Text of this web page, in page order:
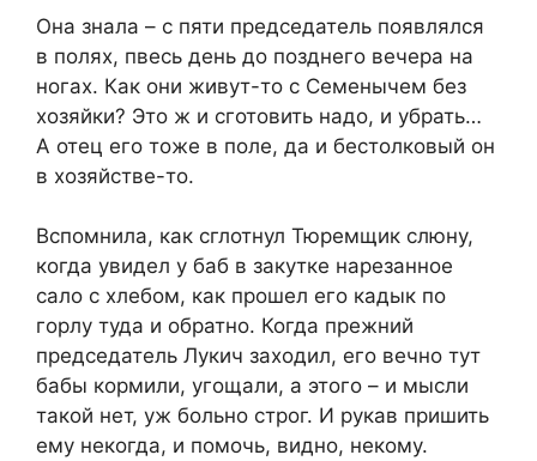
Она знала – с пяти председатель появлялся
в полях, пвесь день до позднего вечера на
ногах. Как они живут-то с Семенычем без
хозяйки? Это ж и сготовить надо, и убрать…
А отец его тоже в поле, да и бестолковый он
в хозяйстве-то.
Вспомнила, как сглотнул Тюремщик слюну,
когда увидел у баб в закутке нарезанное
сало с хлебом, как прошел его кадык по
горлу туда и обратно. Когда прежний
председатель Лукич заходил, его вечно тут
бабы кормили, угощали, а этого – и мысли
такой нет, уж больно строг. И рукав пришить
ему некогда, и помочь, видно, некому.